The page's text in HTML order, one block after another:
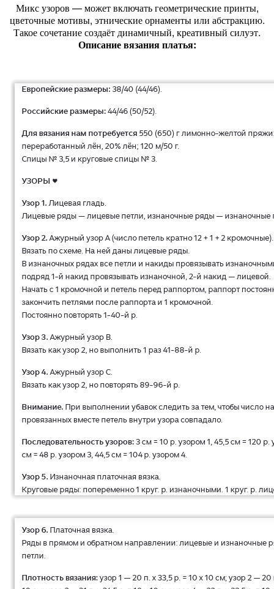
Микс узоров — может включать геометрические принты,
цветочные мотивы, этнические орнаменты или абстракцию.
Такое сочетание создаёт динамичный, креативный силуэт.
Описание вязания платья: